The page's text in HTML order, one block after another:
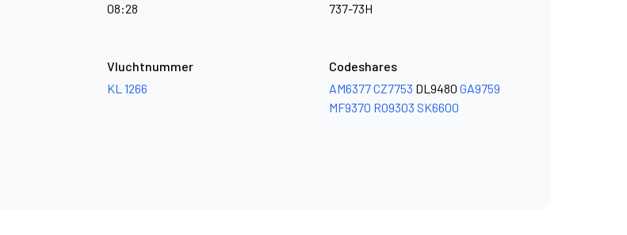
08:28
737-73H
Vluchtnummer
KL 1266
Codeshares
AM6377CZ7753 DL9480 GA9759
MF9370 RO9303 SK6600